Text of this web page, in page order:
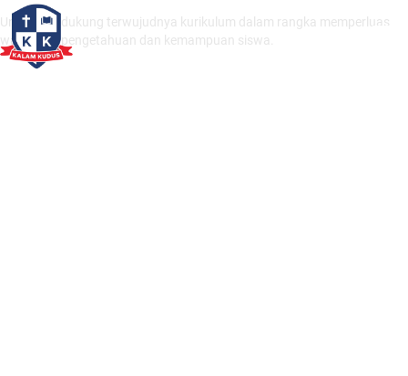
Untuk mendukung terwujudnya kurikulum dalam rangka memperluas
wawasan, pengetahuan dan kemampuan siswa.